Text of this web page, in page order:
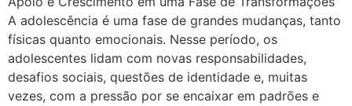
A adolescência é uma fase de grandes mudanças, tanto
físicas quanto emocionais. Nesse período, os
adolescentes lidam com novas responsabilidades,
desafios sociais, questões de identidade e, muitas
vezes, com a pressão por se encaixar em padrões e